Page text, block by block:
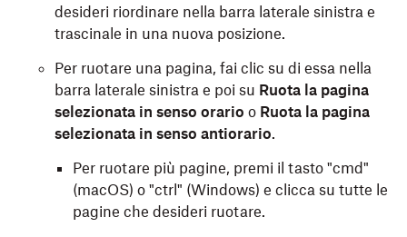
desideri riordinare nella barra laterale sinistra e
trascinale in una nuova posizione.
Per ruotare una pagina, fai clic su di essa nella
barra laterale sinistra e poi su Ruota la pagina
selezionata in senso orario o Ruota la pagina
selezionata in senso antiorario.
Per ruotare più pagine, premi il tasto "cmd"
(macOS) o "ctrl" (Windows) e clicca su tutte le
pagine che desideri ruotare.